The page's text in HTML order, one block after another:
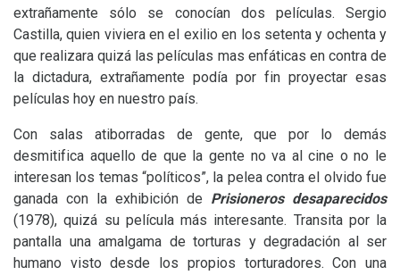
extrañamente sólo se conocían dos películas. Sergio
Castilla, quien viviera en el exilio en los setenta y ochenta y
que realizara quizá las películas mas enfáticas en contra de
la dictadura, extrañamente podía por fin proyectar esas
películas hoy en nuestro país.
Con salas atiborradas de gente, que por lo demás
desmitifica aquello de que la gente no va al cine o no le
interesan los temas “políticos”, la pelea contra el olvido fue
ganada con la exhibición de Prisioneros desaparecidos
(1978), quizá su película más interesante. Transita por la
pantalla una amalgama de torturas y degradación al ser
humano visto desde los propios torturadores. Con una